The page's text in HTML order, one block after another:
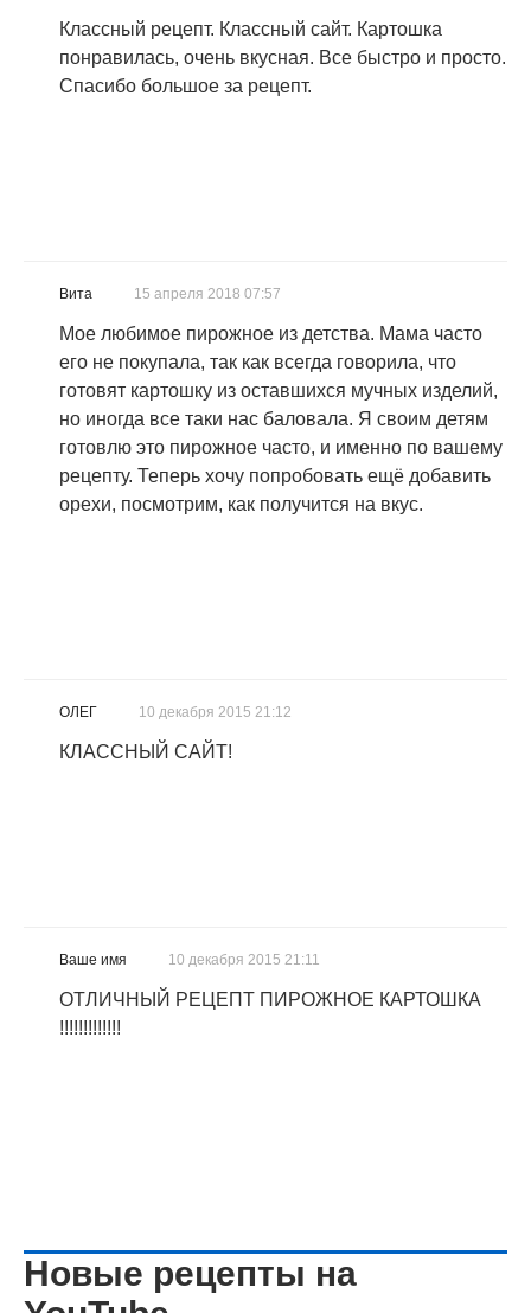
Классный рецепт. Классный сайт. Картошка
понравилась, очень вкусная. Все быстро и просто.
Спасибо большое за рецепт.
Вита 15 апреля 2018 07:57
Мое любимое пирожное из детства. Мама часто
его не покупала, так как всегда говорила, что
готовят картошку из оставшихся мучных изделий,
но иногда все таки нас баловала. Я своим детям
готовлю это пирожное часто, и именно по вашему
рецепту. Теперь хочу попробовать ещё добавить
орехи, посмотрим, как получится на вкус.
ОЛЕГ 10 декабря 2015 21:12
КЛАССНЫЙ САЙТ!
Ваше имя 10 декабря 2015 21:11
ОТЛИЧНЫЙ РЕЦЕПТ ПИРОЖНОЕ КАРТОШКА
!!!!!!!!!!!!!
Новые рецепты на